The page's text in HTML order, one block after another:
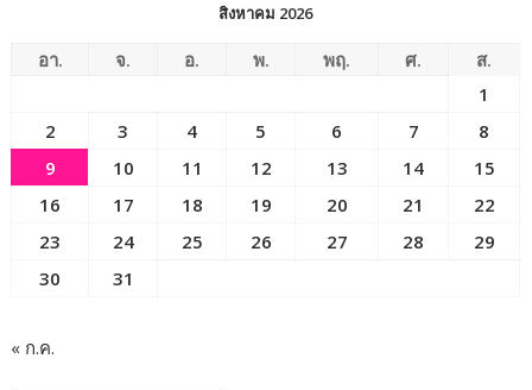
กุศล
สิงหาคม 2026
อา. จ. อ. พ. พฤ. ศ.
ส.
1
2
3 4 5 6 7
8
9
10 11 12 13 14
15
16
17 18 19 20 21
22
23
24 25 26 27 28
29
30
31
« ก.ค.